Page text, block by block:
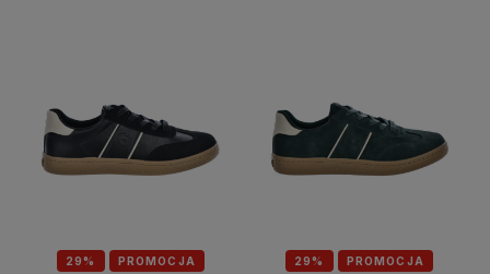
29% PROMOCJA 29% PROMOCJA